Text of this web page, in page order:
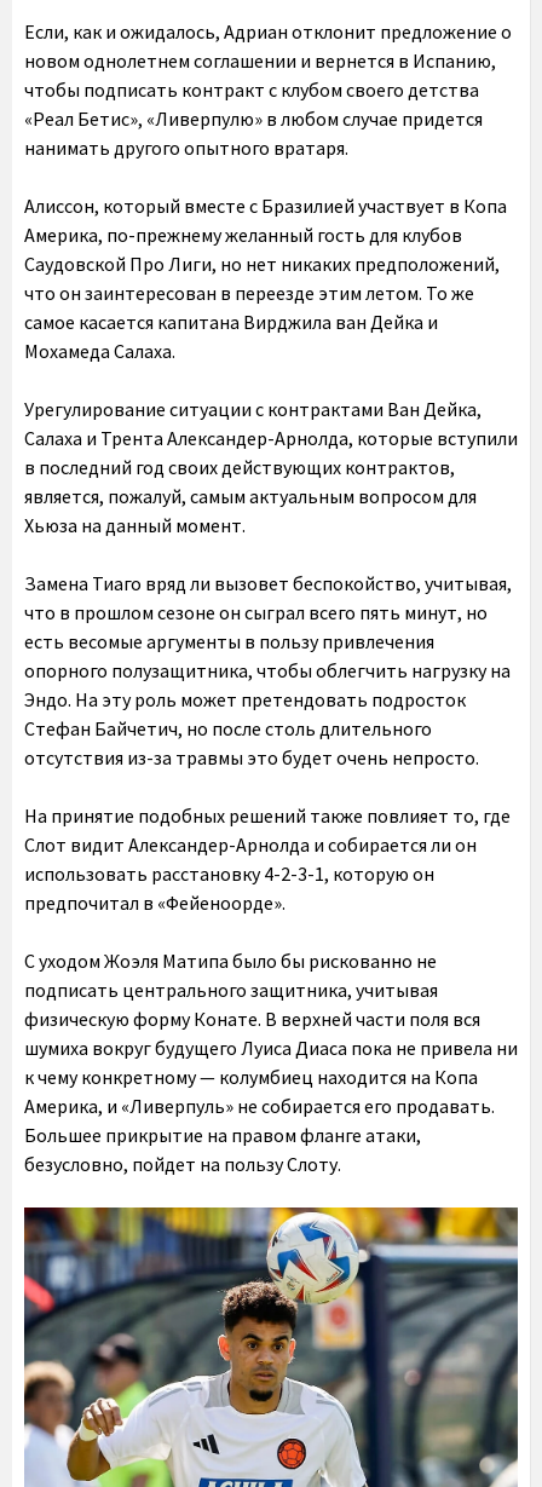
Если, как и ожидалось, Адриан отклонит предложение о
новом однолетнем соглашении и вернется в Испанию,
чтобы подписать контракт с клубом своего детства
«Реал Бетис», «Ливерпулю» в любом случае придется
нанимать другого опытного вратаря.
Алиссон, который вместе с Бразилией участвует в Копа
Америка, по-прежнему желанный гость для клубов
Саудовской Про Лиги, но нет никаких предположений,
что он заинтересован в переезде этим летом. То же
самое касается капитана Вирджила ван Дейка и
Мохамеда Салаха.
Урегулирование ситуации с контрактами Ван Дейка,
Салаха и Трента Александер-Арнолда, которые вступили
в последний год своих действующих контрактов,
является, пожалуй, самым актуальным вопросом для
Хьюза на данный момент.
Замена Тиаго вряд ли вызовет беспокойство, учитывая,
что в прошлом сезоне он сыграл всего пять минут, но
есть весомые аргументы в пользу привлечения
опорного полузащитника, чтобы облегчить нагрузку на
Эндо. На эту роль может претендовать подросток
Стефан Байчетич, но после столь длительного
отсутствия из-за травмы это будет очень непросто.
На принятие подобных решений также повлияет то, где
Слот видит Александер-Арнолда и собирается ли он
использовать расстановку 4-2-3-1, которую он
предпочитал в «Фейеноорде».
С уходом Жоэля Матипа было бы рискованно не
подписать центрального защитника, учитывая
физическую форму Конате. В верхней части поля вся
шумиха вокруг будущего Луиса Диаса пока не привела ни
к чему конкретному — колумбиец находится на Копа
Америка, и «Ливерпуль» не собирается его продавать.
Большее прикрытие на правом фланге атаки,
безусловно, пойдет на пользу Слоту.